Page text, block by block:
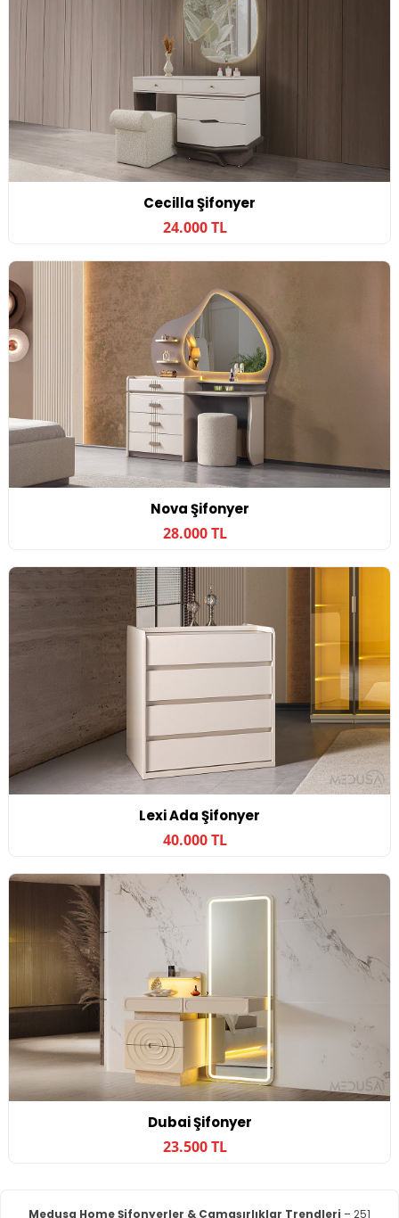
Cecilla Şifonyer
24.000 TL
Nova Şifonyer
28.000 TL
Lexi Ada Şifonyer
40.000 TL
Dubai Şifonyer
23.500 TL
Medusa Home Şifonyerler & Çamaşırlıklar Trendleri – 251